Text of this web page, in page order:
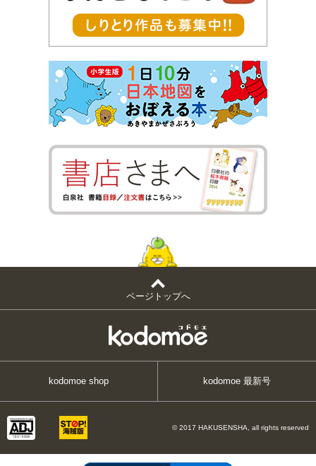
ページトップへ
kodomoe shop kodomoe 最新号
© 2017 HAKUSENSHA, all rights reserved